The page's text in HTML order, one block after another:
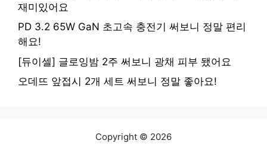
재미있어요
PD 3.2 65W GaN 초고속 충전기 써보니 정말 편리
해요!
[듀이셀] 글로잉밤 2주 써보니 광채 피부 됐어요
오데뜨 앞접시 2개 세트 써보니 정말 좋아요!
Copyright © 2026